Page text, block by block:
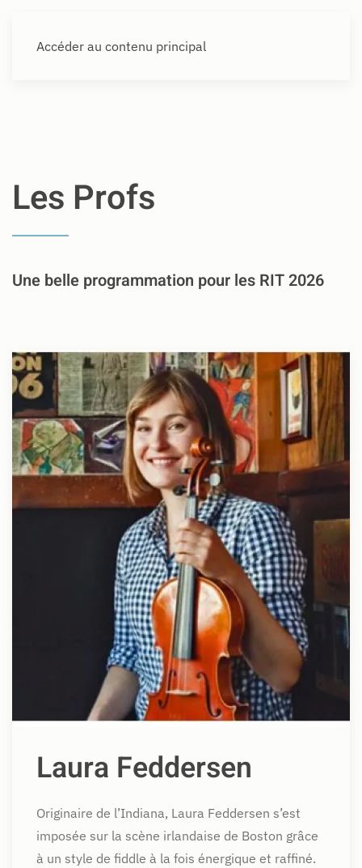
Accéder au contenu principal
Les Profs
Une belle programmation pour les RIT 2026
Laura Feddersen
Originaire de l’Indiana, Laura Feddersen s’est
imposée sur la scène irlandaise de Boston grâce
à un style de fiddle à la fois énergique et raffiné.